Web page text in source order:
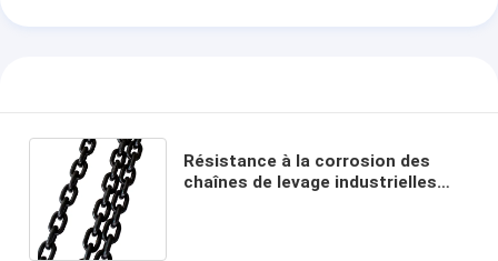
Résistance à la corrosion des
chaînes de levage industrielles